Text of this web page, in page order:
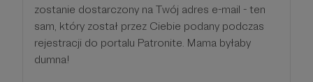
zostanie dostarczony na Twój adres e-mail - ten
sam, który został przez Ciebie podany podczas
rejestracji do portalu Patronite. Mama byłaby
dumna!